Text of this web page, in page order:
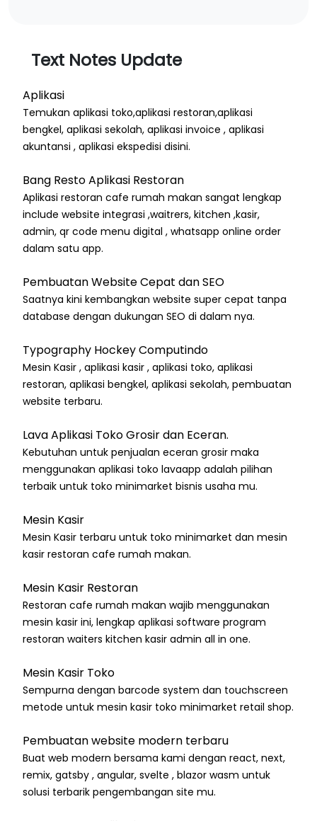
Text Notes Update
Aplikasi
Temukan aplikasi toko,aplikasi restoran,aplikasi
bengkel, aplikasi sekolah, aplikasi invoice , aplikasi
akuntansi , aplikasi ekspedisi disini.
Bang Resto Aplikasi Restoran
Aplikasi restoran cafe rumah makan sangat lengkap
include website integrasi ,waitrers, kitchen ,kasir,
admin, qr code menu digital , whatsapp online order
dalam satu app.
Pembuatan Website Cepat dan SEO
Saatnya kini kembangkan website super cepat tanpa
database dengan dukungan SEO di dalam nya.
Typography Hockey Computindo
Mesin Kasir , aplikasi kasir , aplikasi toko, aplikasi
restoran, aplikasi bengkel, aplikasi sekolah, pembuatan
website terbaru.
Lava Aplikasi Toko Grosir dan Eceran.
Kebutuhan untuk penjualan eceran grosir maka
menggunakan aplikasi toko lavaapp adalah pilihan
terbaik untuk toko minimarket bisnis usaha mu.
Mesin Kasir
Mesin Kasir terbaru untuk toko minimarket dan mesin
kasir restoran cafe rumah makan.
Mesin Kasir Restoran
Restoran cafe rumah makan wajib menggunakan
mesin kasir ini, lengkap aplikasi software program
restoran waiters kitchen kasir admin all in one.
Mesin Kasir Toko
Sempurna dengan barcode system dan touchscreen
metode untuk mesin kasir toko minimarket retail shop.
Pembuatan website modern terbaru
Buat web modern bersama kami dengan react, next,
remix, gatsby , angular, svelte , blazor wasm untuk
solusi terbarik pengembangan site mu.